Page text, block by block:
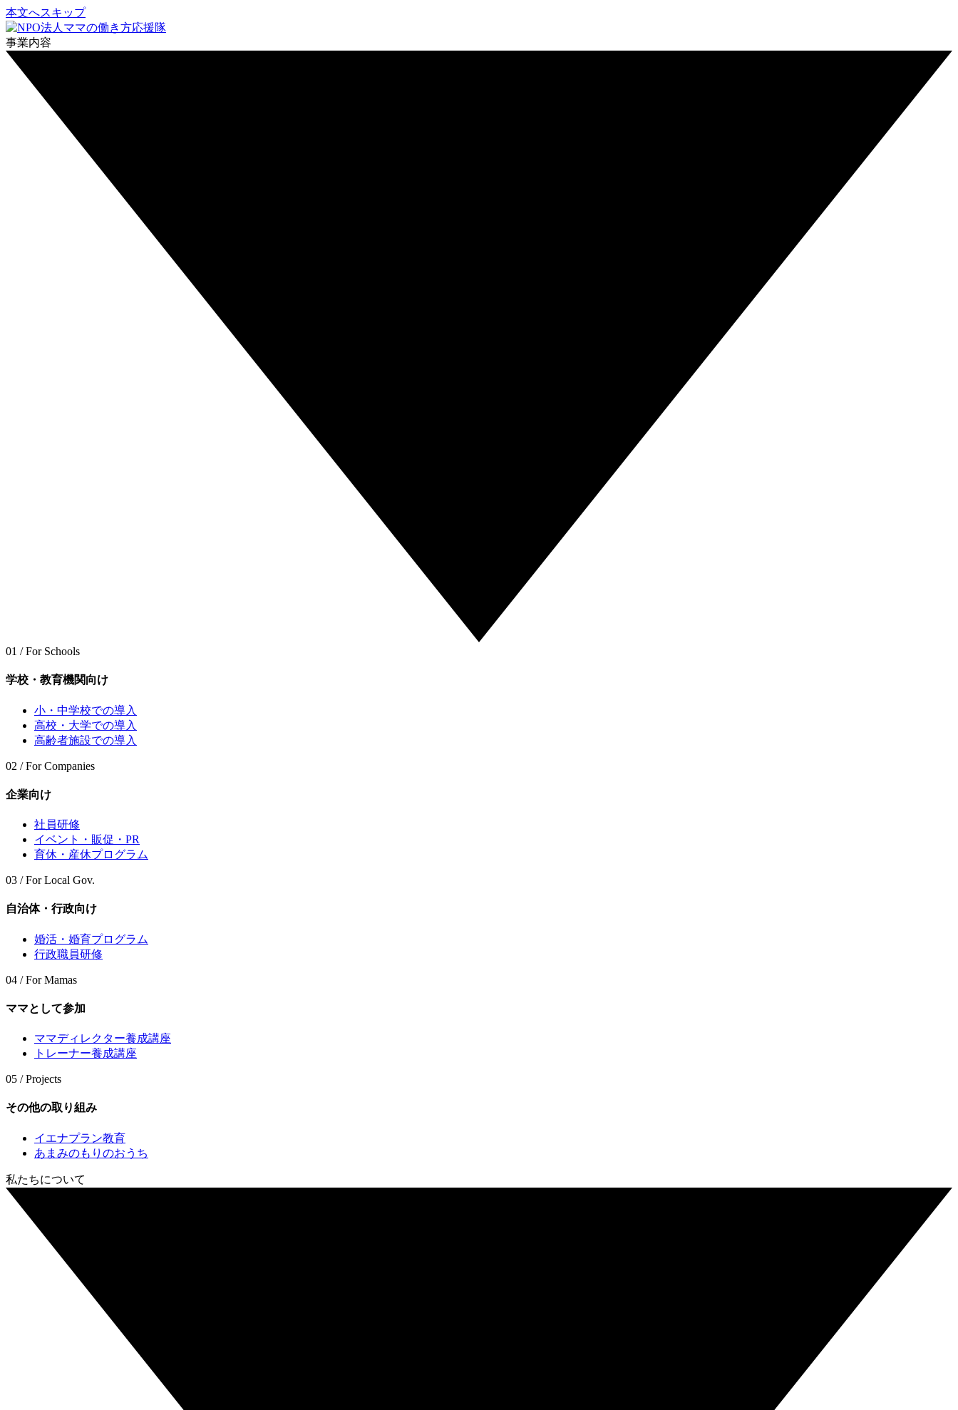
本文へスキップ
事業内容
01 / For Schools
学校・教育機関向け
小・中学校での導入
高校・大学での導入
高齢者施設での導入
02 / For Companies
企業向け
社員研修
イベント・販促・PR
育休・産休プログラム
03 / For Local Gov.
自治体・行政向け
婚活・婚育プログラム
行政職員研修
04 / For Mamas
ママとして参加
ママディレクター養成講座
トレーナー養成講座
05 / Projects
その他の取り組み
イエナプラン教育
あまみのもりのおうち
私たちについて